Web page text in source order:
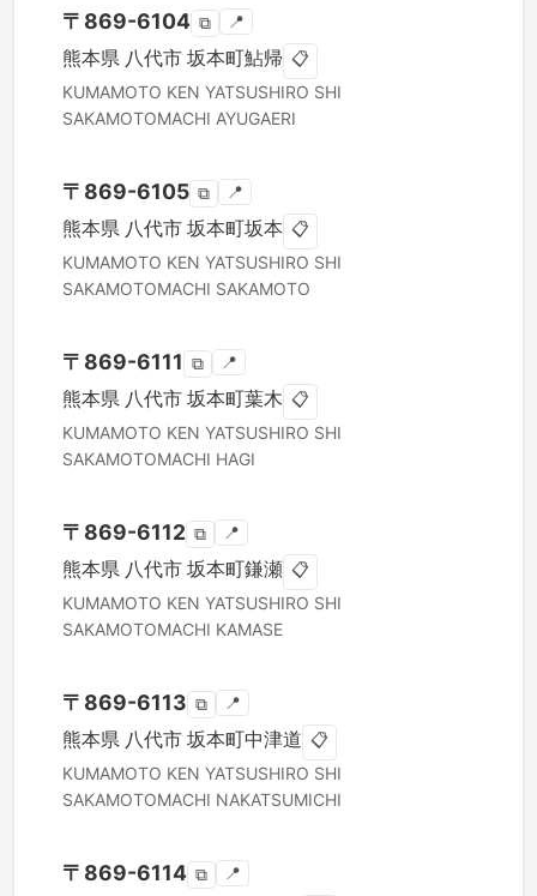
〒 869-6104 ⧉ 📍
熊本県 八代市 坂本町鮎帰 📋
KUMAMOTO KEN YATSUSHIRO SHI
SAKAMOTOMACHI AYUGAERI
〒 869-6105 ⧉ 📍
熊本県 八代市 坂本町坂本 📋
KUMAMOTO KEN YATSUSHIRO SHI
SAKAMOTOMACHI SAKAMOTO
〒 869-6111 ⧉ 📍
熊本県 八代市 坂本町葉木 📋
KUMAMOTO KEN YATSUSHIRO SHI
SAKAMOTOMACHI HAGI
〒 869-6112 ⧉ 📍
熊本県 八代市 坂本町鎌瀬 📋
KUMAMOTO KEN YATSUSHIRO SHI
SAKAMOTOMACHI KAMASE
〒 869-6113 ⧉ 📍
熊本県 八代市 坂本町中津道 📋
KUMAMOTO KEN YATSUSHIRO SHI
SAKAMOTOMACHI NAKATSUMICHI
〒 869-6114 ⧉ 📍